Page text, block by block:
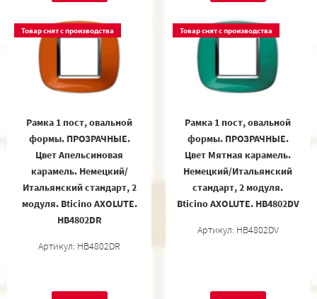
Товар снят с производства
Рамка 1 пост, овальной
формы. ПРОЗРАЧНЫЕ.
Цвет Апельсиновая
карамель. Немецкий/
Итальянский стандарт, 2
модуля. Bticino AXOLUTE.
HB4802DR
Артикул: HB4802DR
Товар снят с производства
Рамка 1 пост, овальной
формы. ПРОЗРАЧНЫЕ.
Цвет Мятная карамель.
Немецкий/Итальянский
стандарт, 2 модуля.
Bticino AXOLUTE. HB4802DV
Артикул: HB4802DV